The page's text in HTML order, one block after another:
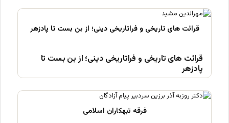
قرائت های تاریخی و فراتاریخی دینی؛ از بن بست تا
پادزهر